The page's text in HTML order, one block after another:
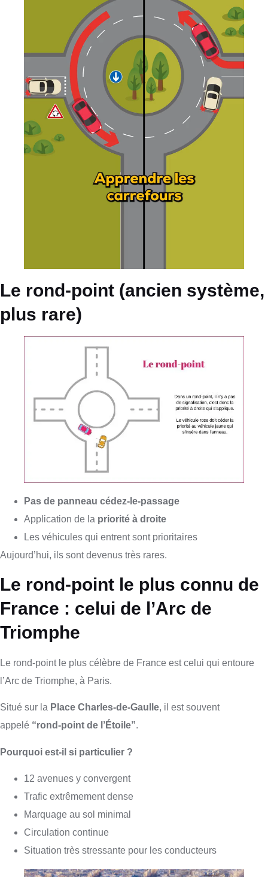
Le rond-point (ancien système,
plus rare)
Pas de panneau cédez-le-passage
Application de la priorité à droite
Les véhicules qui entrent sont prioritaires
Aujourd’hui, ils sont devenus très rares.
Le rond-point le plus connu de
France : celui de l’Arc de
Triomphe
Le rond-point le plus célèbre de France est celui qui entoure
l’Arc de Triomphe, à Paris.
Situé sur la Place Charles-de-Gaulle, il est souvent
appelé “rond-point de l’Étoile”.
Pourquoi est-il si particulier ?
12 avenues y convergent
Trafic extrêmement dense
Marquage au sol minimal
Circulation continue
Situation très stressante pour les conducteurs